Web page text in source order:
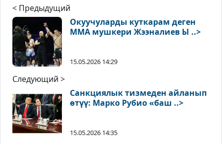
< Предыдущий
Окуучуларды куткарам деген
ММА мушкери Жээналиев Ы ..>
15.05.2026 14:29
Следующий >
Санкциялык тизмеден айланып
өтүү: Марко Рубио «баш ..>
15.05.2026 14:35